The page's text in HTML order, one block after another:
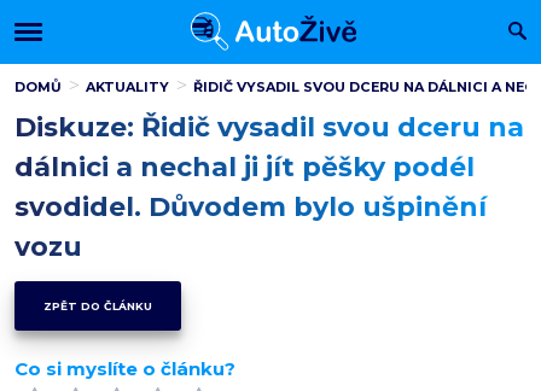
DOMŮ AKTUALITY ŘIDIČ VYSADIL SVOU DCERU NA DÁLNICI A
Diskuze: Řidič vysadil svou dceru na
dálnici a nechal ji jít pěšky podél
svodidel. Důvodem bylo ušpinění
vozu
ZPĚT DO ČLÁNKU
Co si myslíte o článku?